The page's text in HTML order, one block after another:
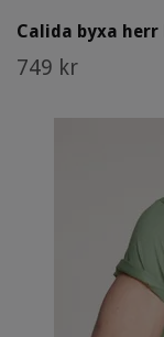
Calida byxa herr
749 kr